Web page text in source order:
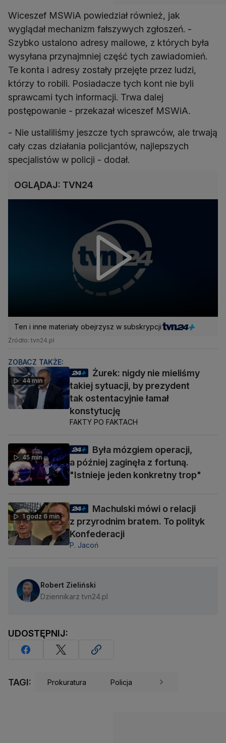
Wiceszef MSWiA powiedział również, jak
wyglądał mechanizm fałszywych zgłoszeń. -
Szybko ustalono adresy mailowe, z których była
wysyłana przynajmniej część tych zawiadomień.
Te konta i adresy zostały przejęte przez ludzi,
którzy to robili. Posiadacze tych kont nie byli
sprawcami tych informacji. Trwa dalej
postępowanie - przekazał wiceszef MSWiA.
- Nie ustaliliśmy jeszcze tych sprawców, ale trwają
cały czas działania policjantów, najlepszych
specjalistów w policji - dodał.
OGLĄDAJ: TVN24
Ten i inne materiały obejrzysz w subskrypcji
Źródło: tvn24.pl
ZOBACZ TAKŻE:
44 min
Żurek: nigdy nie mieliśmy
takiej sytuacji, by prezydent
tak ostentacyjnie łamał
konstytucję
FAKTY PO FAKTACH
45 min
Była mózgiem operacji,
a później zaginęła z fortuną.
"Istnieje jeden konkretny trop"
1 godz 6 min
Machulski mówi o relacji
z przyrodnim bratem. To polityk
Konfederacji
P. Jacoń
Robert Zieliński
Dziennikarz tvn24.pl
UDOSTĘPNIJ:
TAGI: Prokuratura Policja